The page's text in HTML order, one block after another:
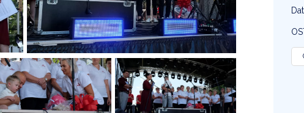
Data dodania: 16.07.2026 godz. 15:00
Ostrzeżenie hydrologiczne
CZYTAJ KOMUNIKAT